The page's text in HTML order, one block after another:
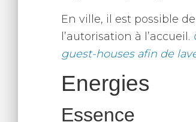
En ville, il est possible
l’autorisation à l’accueil.
guest-houses afin de
Energies
Essence